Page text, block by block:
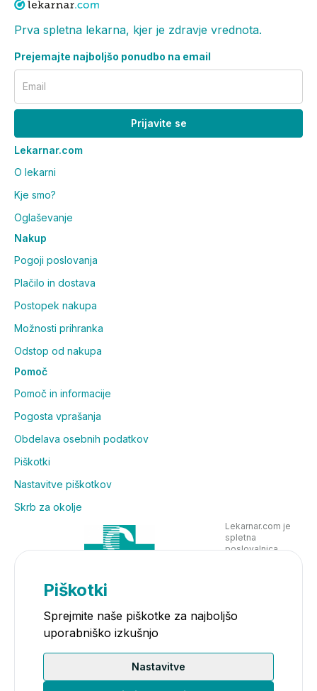
Prva spletna lekarna, kjer je zdravje vrednota.
Prejemajte najboljšo ponudbo na email
Email
Prijavite se
Lekarnar.com
O lekarni
Kje smo?
Oglaševanje
Nakup
Pogoji poslovanja
Plačilo in dostava
Postopek nakupa
Možnosti prihranka
Odstop od nakupa
Pomoč
Pomoč in informacije
Pogosta vprašanja
Obdelava osebnih podatkov
Piškotki
Nastavitve piškotkov
Skrb za okolje
Lekarnar.com je
spletna
poslovalnica
Piškotki
Sprejmite naše piškotke za najboljšo
uporabniško izkušnjo
Nastavitve